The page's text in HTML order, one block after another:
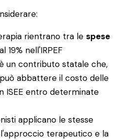
rientrano tra le spese
al 19% nell'IRPEF
un contributo statale che,
abbattere il costo delle
ISEE entro determinate
applicano le stesse
terapeutico e la